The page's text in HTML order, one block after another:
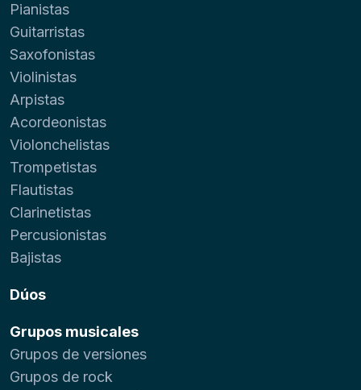
Pianistas
Guitarristas
Saxofonistas
Violinistas
Arpistas
Acordeonistas
Violonchelistas
Trompetistas
Flautistas
Clarinetistas
Percusionistas
Bajistas
Dúos
Grupos musicales
Grupos de versiones
Grupos de rock